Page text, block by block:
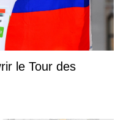
le Tour des